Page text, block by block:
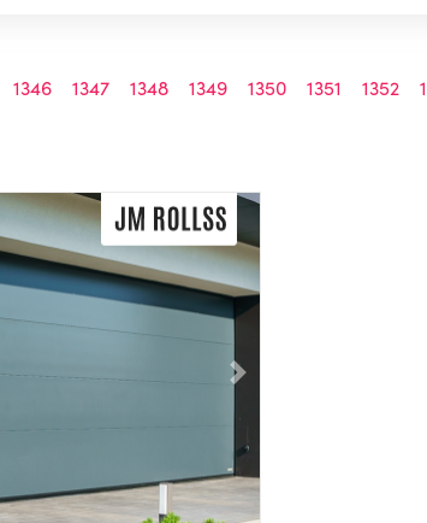
1346 1347 1348 1349 1350 1351 1352
Následující